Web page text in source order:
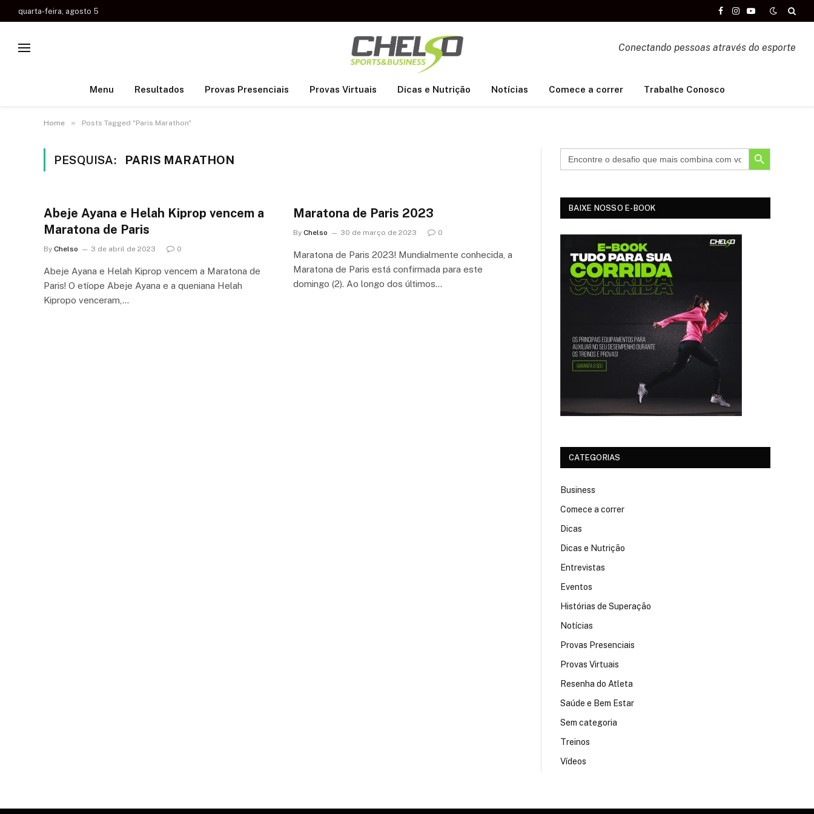
quarta-feira, agosto 5
Facebook
Instagram
YouTube
Conectando pessoas através do esporte
Menu Resultados Provas Presenciais Provas Virtuais Dicas e Nutrição Notícias Comece a correr Trabalhe Conosco
Home » Posts Tagged "Paris Marathon"
PESQUISA: PARIS MARATHON
Abeje Ayana e Helah Kiprop vencem a
Maratona de Paris
By Chelso 3 de abril de 2023 0
Abeje Ayana e Helah Kiprop vencem a Maratona de
Paris! O etíope Abeje Ayana e a queniana Helah
Kipropo venceram,…
Maratona de Paris 2023
By Chelso 30 de março de 2023 0
Maratona de Paris 2023! Mundialmente conhecida, a
Maratona de Paris está confirmada para este
domingo (2). Ao longo dos últimos…
SEARCH BUTTON
BAIXE NOSSO E-BOOK
CATEGORIAS
Business
Comece a correr
Dicas
Dicas e Nutrição
Entrevistas
Eventos
Histórias de Superação
Notícias
Provas Presenciais
Provas Virtuais
Resenha do Atleta
Saúde e Bem Estar
Sem categoria
Treinos
Vídeos